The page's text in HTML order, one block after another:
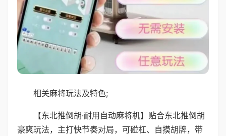
相关麻将玩法及特色;
【东北推倒胡·耐用自动麻将机】贴合东北推倒胡
豪爽玩法，主打快节奏对局，可碰杠、自摸胡牌，带